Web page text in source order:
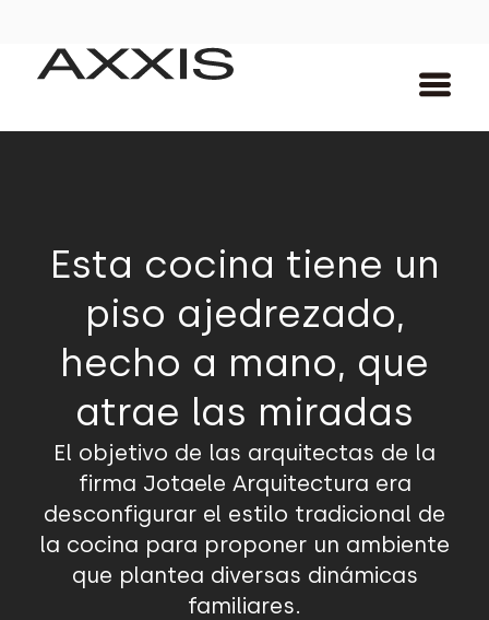
Esta cocina tiene un
piso ajedrezado,
hecho a mano, que
atrae las miradas
El objetivo de las arquitectas de la
firma Jotaele Arquitectura era
desconfigurar el estilo tradicional de
la cocina para proponer un ambiente
que plantea diversas dinámicas
familiares.